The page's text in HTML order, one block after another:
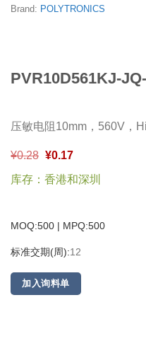
Brand: POLYTRONICS
PVR10D561KJ-
压敏电阻10mm，560V，
¥0.28 ¥0.17
库存：香港和深圳
MOQ:500 | MPQ:500
标准交期(周):12
加入询料单